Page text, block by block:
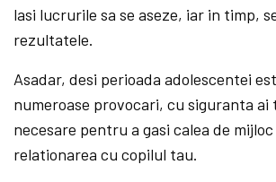
lasi lucrurile sa se aseze, iar in timp,
rezultatele.
Asadar, desi perioada adolescentei
numeroase provocari, cu siguranta ai
necesare pentru a gasi calea de
relationarea cu copilul tau.